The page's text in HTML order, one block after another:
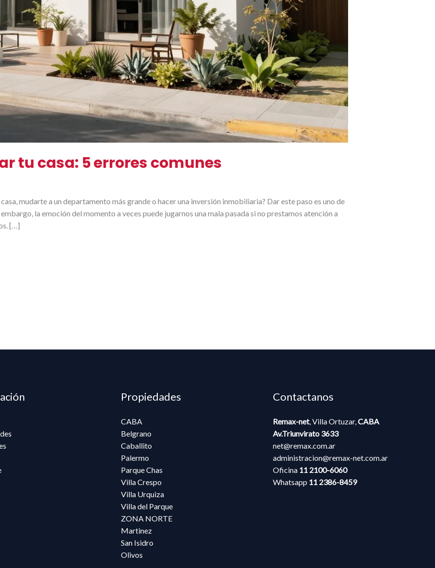
tu casa: 5 errores comunes
mudarte a un departamento más grande o hacer una inversión inmobiliaria? Dar este paso es uno de
la emoción del momento a veces puede jugarnos una mala pasada si no prestamos atención a
[…]
Propiedades
CABA
Belgrano
Caballito
Palermo
Parque Chas
Villa Crespo
Villa Urquiza
Villa del Parque
ZONA NORTE
Martinez
San Isidro
Olivos
Contactanos
Remax-net, Villa Ortuzar,CABA​​
Av.Triunvirato 3633
net@remax.com.ar
administracion@remax-net.com​.ar
Oficina11 2100-6060
Whatsapp 11 2386-8459